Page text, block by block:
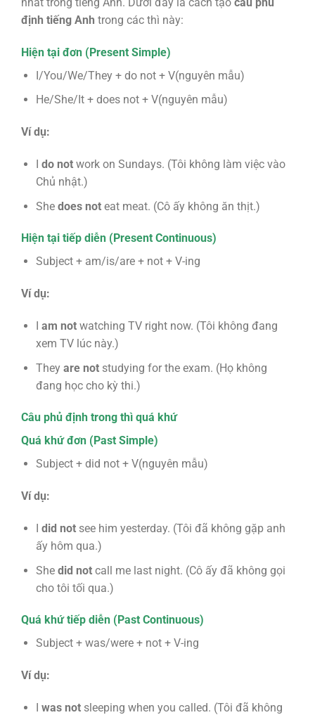
định tiếng Anh trong các thì này:
Hiện tại đơn (Present Simple)
I/You/We/They + do not + V(nguyên mẫu)
He/She/It + does not + V(nguyên mẫu)
Ví dụ:
I do notwork on Sundays. (Tôi không làm việc vào
Chủ nhật.)
She does noteat meat. (Cô ấy không ăn thịt.)
Hiện tại tiếp diễn (Present Continuous)
Subject + am/is/are + not + V-ing
Ví dụ:
I am notwatching TV right now. (Tôi không đang
xem TV lúc này.)
They are notstudying for the exam. (Họ không
đang học cho kỳ thi.)
Câu phủ định trong thì quá khứ
Quá khứ đơn (Past Simple)
Subject + did not + V(nguyên mẫu)
Ví dụ:
I did notsee him yesterday. (Tôi đã không gặp anh
ấy hôm qua.)
She did notcall me last night. (Cô ấy đã không gọi
cho tôi tối qua.)
Quá khứ tiếp diễn (Past Continuous)
Subject + was/were + not + V-ing
Ví dụ:
I was notsleeping when you called. (Tôi đã không